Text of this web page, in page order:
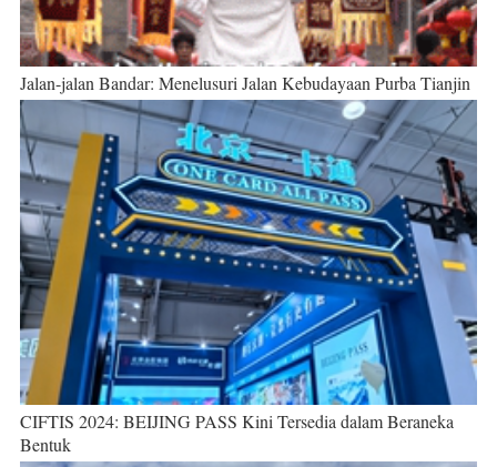
Jalan-jalan Bandar: Menelusuri Jalan Kebudayaan Purba Tianjin
CIFTIS 2024: BEIJING PASS Kini Tersedia dalam Beraneka
Bentuk